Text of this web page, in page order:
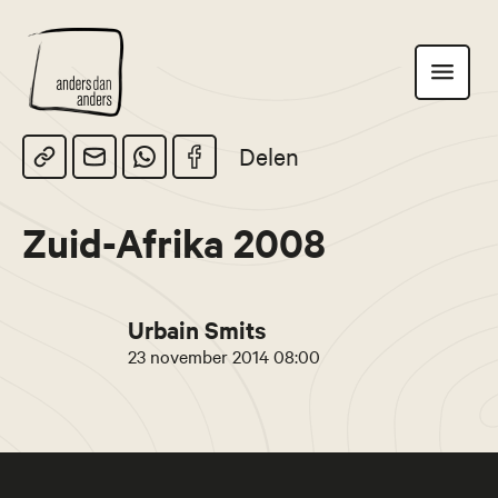
Anders
dan
Anders
Toon
navigatie
Delen
Zuid-Afrika 2008
Urbain Smits
23 november 2014 08:00